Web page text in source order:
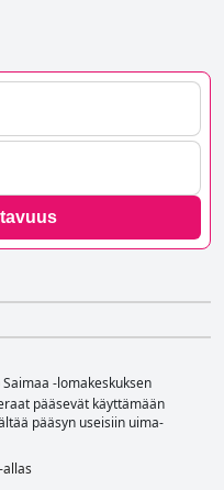
-lomakeskuksen
pääsevät käyttämään
pääsyn useisiin uima-